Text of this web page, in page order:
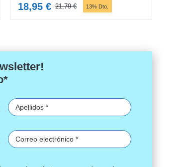
21,79€El
18,95 €
El 13% Dto.